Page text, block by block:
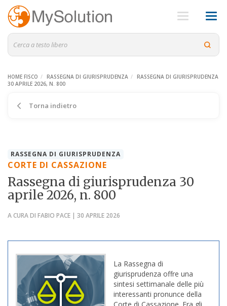
HOME FISCO RASSEGNA DI GIURISPRUDENZA
RASSEGNA DI GIURISPRUDENZA
30 APRILE 2026, N. 800
Torna indietro
RASSEGNA DI GIURISPRUDENZA
CORTE DI CASSAZIONE
Rassegna di giurisprudenza 30
aprile 2026, n. 800
A CURA DI FABIO PACE | 30 APRILE 2026
La Rassegna di
giurisprudenza offre una
sintesi settimanale delle più
interessanti pronunce della